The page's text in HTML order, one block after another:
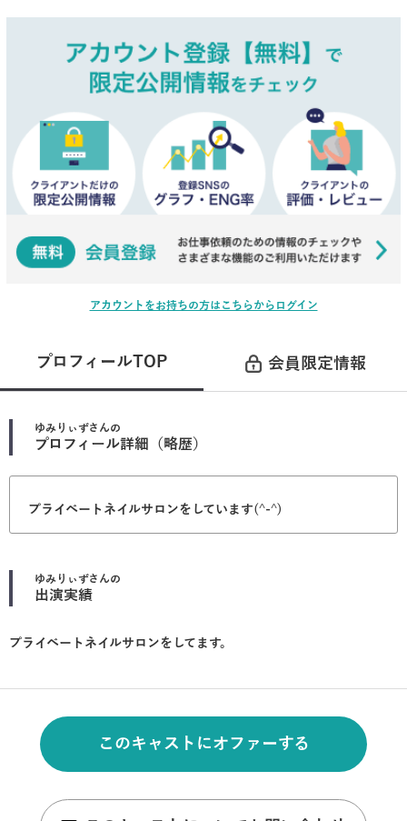
アカウントをお持ちの方はこちらからログイン
プロフィールTOP 会員限定情報
ゆみりぃずさんの
プロフィール詳細（略歴）
プライベートネイルサロンをしています(^-^)
ゆみりぃずさんの
出演実績
プライベートネイルサロンをしてます。
このキャストにオファーする